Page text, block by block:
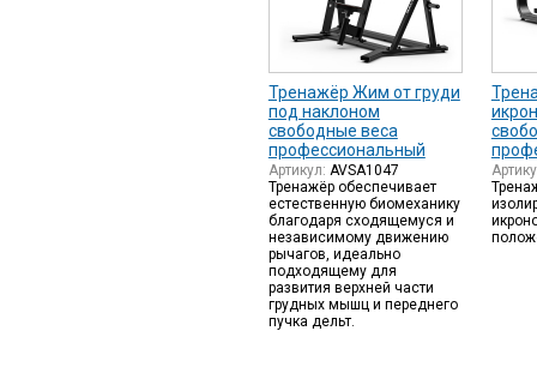
Тренажёр Жим от груди
под наклоном
свободные веса
профессиональный
Артикул: AVSA1047
Тренажёр обеспечивает
естественную биомеханику
благодаря сходящемуся и
независимому движению
рычагов, идеально
подходящему для
развития верхней части
грудных мышц и переднего
пучка дельт.